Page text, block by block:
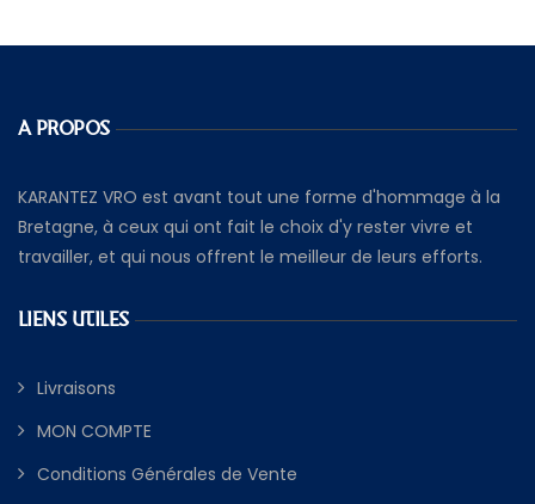
A PROPOS
KARANTEZ VRO est avant tout une forme d'hommage à la
Bretagne, à ceux qui ont fait le choix d'y rester vivre et
travailler, et qui nous offrent le meilleur de leurs efforts.
LIENS UTILES
Livraisons
MON COMPTE
Conditions Générales de Vente